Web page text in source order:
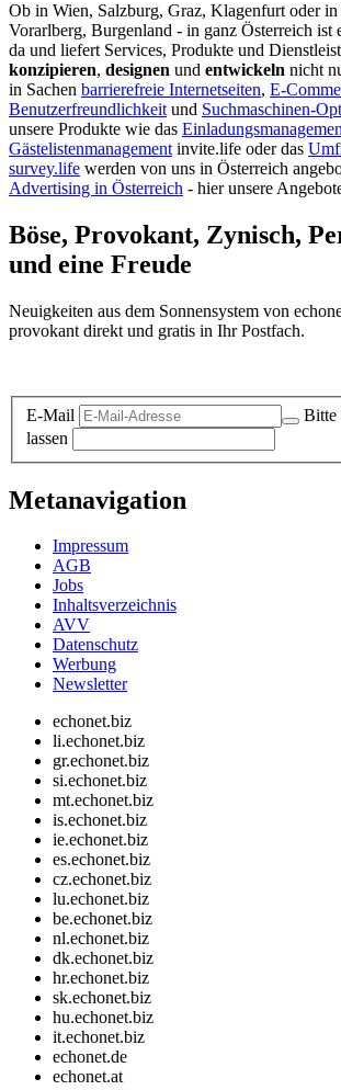
Ob in Wien, Salzburg, Graz, Klagenfurt oder
Vorarlberg, Burgenland - in ganz Österreich ist
da und liefert Services, Produkte und
konzipieren, designen und entwickeln nicht
in Sachen barrierefreie Internetseiten, E-
Benutzerfreundlichkeit und Suchmaschinen-
unsere Produkte wie das
Gästelistenmanagement invite.life oder das
survey.life werden von uns in Österreich
Advertising in Österreich - hier unsere
Böse, Provokant, Zynisch,
und eine Freude
Neuigkeiten aus dem Sonnensystem von
provokant direkt und gratis in Ihr Postfach.
E-Mail
Bitte
lassen
Metanavigation
Impressum
AGB
Jobs
Inhaltsverzeichnis
AVV
Datenschutz
Werbung
Newsletter
echonet.biz
li.echonet.biz
gr.echonet.biz
si.echonet.biz
mt.echonet.biz
is.echonet.biz
ie.echonet.biz
es.echonet.biz
cz.echonet.biz
lu.echonet.biz
be.echonet.biz
nl.echonet.biz
dk.echonet.biz
hr.echonet.biz
sk.echonet.biz
hu.echonet.biz
it.echonet.biz
echonet.de
echonet.at